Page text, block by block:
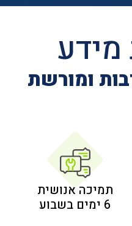
ומורשת
תמיכה אנושית
6 ימים בשבוע